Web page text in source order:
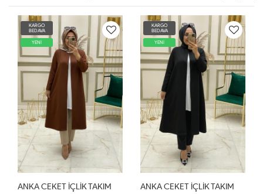
KARGO
BEDAVA
YENİ
ANKA CEKET İÇLİK TAKIM
KARGO
BEDAVA
YENİ
ANKA CEKET İÇLİK TAKIM